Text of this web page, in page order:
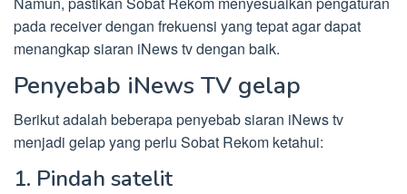
pada receiver dengan frekuensi yang tepat agar dapat
menangkap siaran iNews tv dengan baik.
Penyebab iNews TV gelap
Berikut adalah beberapa penyebab siaran iNews tv
menjadi gelap yang perlu Sobat Rekom ketahui:
1. Pindah satelit